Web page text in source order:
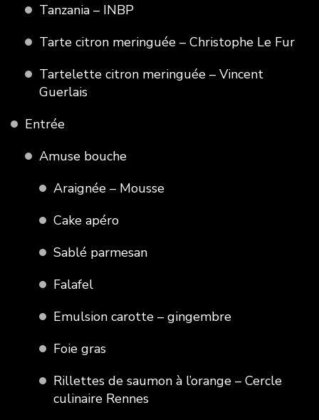
Tanzania – INBP
Tarte citron meringuée – Christophe Le Fur
Tartelette citron meringuée – Vincent
Guerlais
Entrée
Amuse bouche
Araignée – Mousse
Cake apéro
Sablé parmesan
Falafel
Emulsion carotte – gingembre
Foie gras
Rillettes de saumon à l’orange – Cercle
culinaire Rennes